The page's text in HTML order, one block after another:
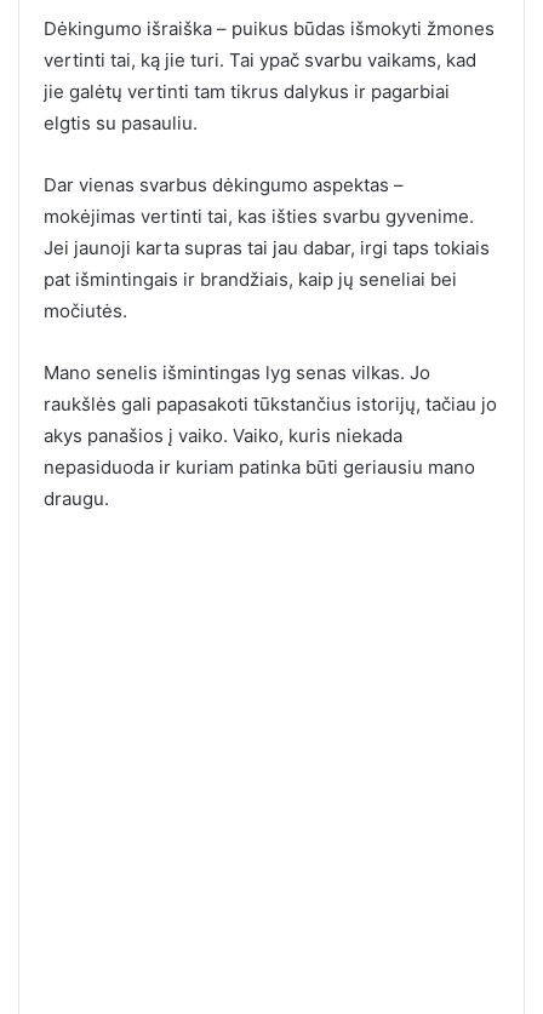
Dėkingumo išraiška – puikus būdas išmokyti žmones
vertinti tai, ką jie turi. Tai ypač svarbu vaikams, kad
jie galėtų vertinti tam tikrus dalykus ir pagarbiai
elgtis su pasauliu.
Dar vienas svarbus dėkingumo aspektas –
mokėjimas vertinti tai, kas išties svarbu gyvenime.
Jei jaunoji karta supras tai jau dabar, irgi taps tokiais
pat išmintingais ir brandžiais, kaip jų seneliai bei
močiutės.
Mano senelis išmintingas lyg senas vilkas. Jo
raukšlės gali papasakoti tūkstančius istorijų, tačiau jo
akys panašios į vaiko. Vaiko, kuris niekada
nepasiduoda ir kuriam patinka būti geriausiu mano
draugu.